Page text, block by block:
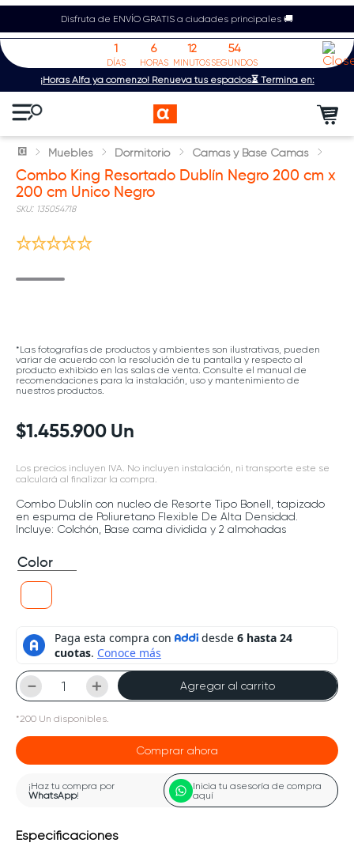
Disfruta de ENVÍO GRATIS a ciudades principales 🚚
¡Horas Alfa ya comenzó! Renueva tus espacios⏳ Termina en:
1
DÍAS
6
HORAS
12
MINUTOS
54
SEGUNDOS
Muebles Dormitorio Camas y Base Camas
Combo King Resortado Dublín Negro 200 cm x
200 cm Unico Negro
: 135054718
*Las fotografías de productos y ambientes son ilustrativas, pueden
variar de acuerdo con la resolución de tu pantalla y respecto al
producto exhibido en las salas de venta. Consulte el manual de
recomendaciones para la instalación, uso y mantenimiento de
nuestros productos.
$1 .455.900 Un
Los precios incluyen IVA. No incluyen instalación, ni transporte este se
calculará al finalizar la compra.
Combo Dublín con nucleo de Resorte Tipo Bonell, tapizado
en espuma de Poliuretano Flexible De Alta Densidad.
Incluye: Colchón, Base cama dividida y 2 almohadas
Color
＋
－ Agregar al carrito
*200 Un disponibles.
Comprar ahora
¡Haz tu compra por
WhatsApp!
Inicia tu asesoría de compra
aquí
Especificaciones